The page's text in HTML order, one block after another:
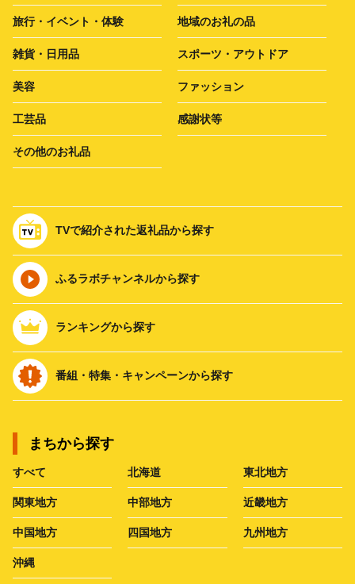
旅行・イベント・体験 地域のお礼の品
雑貨・日用品 スポーツ・アウトドア
美容 ファッション
工芸品 感謝状等
その他のお礼品
TVで紹介された返礼品から探す
ふるラボチャンネルから探す
ランキングから探す
番組・特集・キャンペーンから探す
まちから探す
すべて 北海道 東北地方
関東地方 中部地方 近畿地方
中国地方 四国地方 九州地方
沖縄